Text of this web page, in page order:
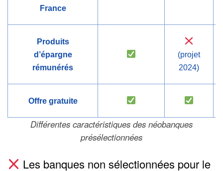
France
Produits
d’épargne
rémunérés
(projet
2024)
Offre gratuite
Différentes caractéristiques des néobanques
présélectionnées
Les banques non sélectionnées pour le